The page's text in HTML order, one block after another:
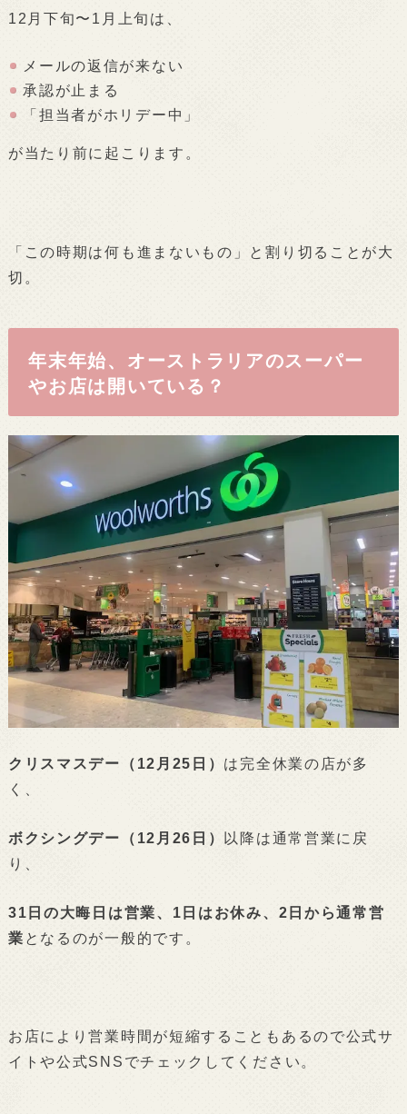
12月下旬〜1月上旬は、
メールの返信が来ない
承認が止まる
「担当者がホリデー中」
が当たり前に起こります。
「この時期は何も進まないもの」と割り切ることが大
切。
年末年始、オーストラリアのスーパー
やお店は開いている？
クリスマスデー（12月25日） は完全休業の店が多
く、
ボクシングデー（12月26日） 以降は通常営業に戻
り、
31日の大晦日は営業、1日はお休み、2日から通常営
業 となるのが一般的です。
お店により営業時間が短縮することもあるので公式サ
イトや公式SNSでチェックしてください。